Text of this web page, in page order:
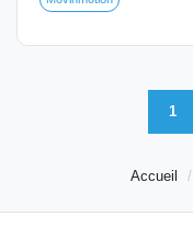
1
Accueil